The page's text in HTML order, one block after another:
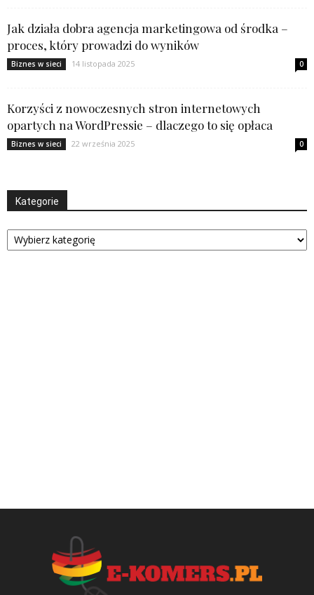
Jak działa dobra agencja marketingowa od środka –
proces, który prowadzi do wyników
Biznes w sieci 14 listopada 2025 0
Korzyści z nowoczesnych stron internetowych
opartych na WordPressie – dlaczego to się opłaca
Biznes w sieci 22 września 2025 0
Kategorie
Kategorie